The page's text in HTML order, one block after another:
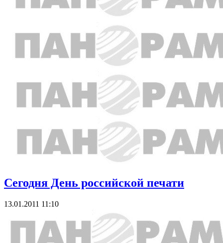
Сегодня День российской печати
13.01.2011 11:10